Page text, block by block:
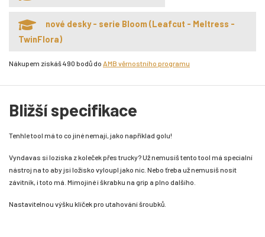
nové desky - serie Bloom (Leafcut - Meltress -
TwinFlora)
Nákupem získáš 490 bodů do AMB věrnostního programu
Bližší specifikace
Tenhle tool má to co jiné nemají, jako například golu!
Vyndavas si loziska z koleček přes trucky? Už nemusíš tento tool má specialní
nástroj na to aby jsi ložisko vyloupl jako nic. Nebo ťreba už nemusiš nosit
závitník, i toto má. Mimojiné i škrabku na grip a plno dalšího.
Nastavitelnou výšku klíček pro utahování šroubků.